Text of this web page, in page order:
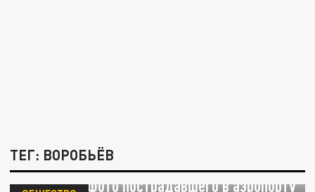
ТЕГ: ВОРОБЬЁВ
Появилось фото пострадавшего в аэропорту